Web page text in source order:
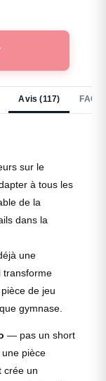
Avis (117) FAQ
sur le
à tous les
de la
dans la
une
transforme
de jeu
gymnase.
— pas un short
pièce
crée un